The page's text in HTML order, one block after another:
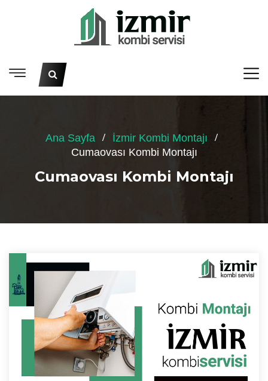
Ana Sayfa
İzmir Kombi Montajı
Cumaovası Kombi Montajı
Cumaovası Kombi Montajı